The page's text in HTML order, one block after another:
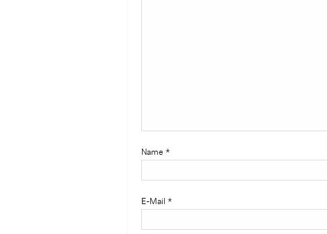
Name *
E-Mail *